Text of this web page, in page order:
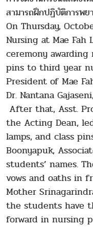
สามารถฝึกปฏิบัติการพย
On Thursday,
Nursing at Mae Fah
ceremony awarding
pins to third year
President of Mae
Dr. Nantana
After that, Asst.
the Acting Dean,
lamps, and class
Boonyapuk,
students’ names.
vows and oaths in
Mother
the students have
forward in nursing